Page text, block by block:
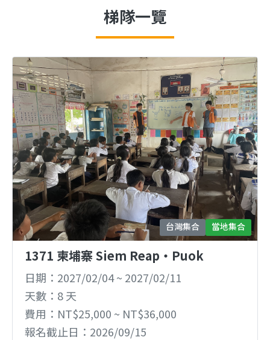
梯隊一覽
台灣集合 當地集合
1371 柬埔寨 Siem Reap‧Puok
日期 2027/02/04~ 2027/02/11
天數
8 天
費用
NT$25,000 ~ NT$36,000
報名截止日
2026/09/15